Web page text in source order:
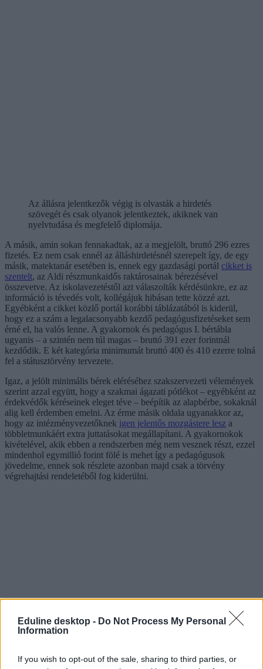
Eduline desktop - Do Not Process My Personal
Information
If you wish to opt-out of the sale, sharing to third parties, or
Az állásra jelentkezők végig is olvasták a hirdetés
szövegét és csak olyanok jelentkeztek, akiknek van
nyelvtudása és megfelelő diplomája.
A másik, amin sokan fennakadtak, az a megjelölt, bruttó 296 ezres
fizetés. Ez nem csak ennél az álláshirdetésnél szerepelt így, de egy
másik, matektanár esetében is, ennek egy gazdasági portál cikket is
szentelt, az Aldi részmunkaidős raktárosainak bérezésével
összevetve. Az iskolavezetéstől azt válaszolták kérdésünkre, ez az
információ is tévedés volt, kollégájuk hibásan tette közzé azt.
Egyébként a cikket közlő portál korábbi táblázatából is kiderül,
hogy ez a szám a legalacsonyabb kezdő pedagógusfizetéseket sem
érné el, ha valós lenne. A gyakornok és pedagógus I. bértábla
ugyanis – a szintén nem túl magas – bruttó 391 ezer forintnál
kezdődik. E két kategória minimumát bruttó 400 és 410 ezerre tolná
fel a státusztörvény tervezete.
Igaz, a jelölt minimális bérek eléréséhez szakszervezeti vélemények
szerint azzal együtt, hogy a szakmai ágazati pótlékot – egyébként az
érdekvédők kéréseinek eleget téve – beépítik az alapbérbe, sokaknál
alig kell érdemben emelni. Az érme másik oldala ugyanakkor az,
hogy az intézményvezetőknek igen jelentős mozgástere lesz a
többletmunkáért extra juttatásokat megállapítani. A gyakornokok
kivételével, akik ebben a rendszerben még nem vesznek részt, ezzel
mindenhol egymillió forint fölé is mehet így a pedagógusok
jövedelme, ennek sok részlete azonban majd csak a törvény
végrehajtási rendeletéből fog kiderülni.